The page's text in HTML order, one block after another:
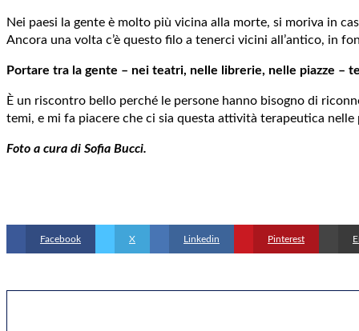
Nei paesi la gente è molto più vicina alla morte, si moriva in
Ancora una volta c’è questo filo a tenerci vicini all’antico, in
Portare tra la gente – nei teatri, nelle librerie, nelle piazze –
È un riscontro bello perché le persone hanno bisogno di
temi, e mi fa piacere che ci sia questa attività terapeutica
Foto a cura di Sofia Bucci.
Facebook X Linkedin Pinterest